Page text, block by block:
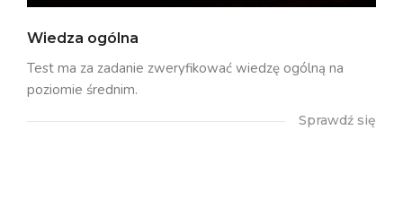
Wiedza ogólna
Test ma za zadanie zweryfikować wiedzę ogólną na
poziomie średnim.
Sprawdź się